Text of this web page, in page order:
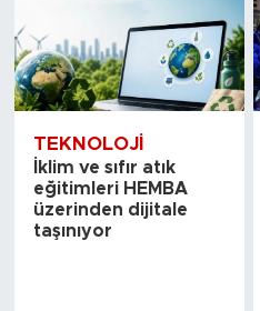
TEKNOLOJI
İklim ve sıfır atık
eğitimleri HEMBA
üzerinden dijitale
taşınıyor